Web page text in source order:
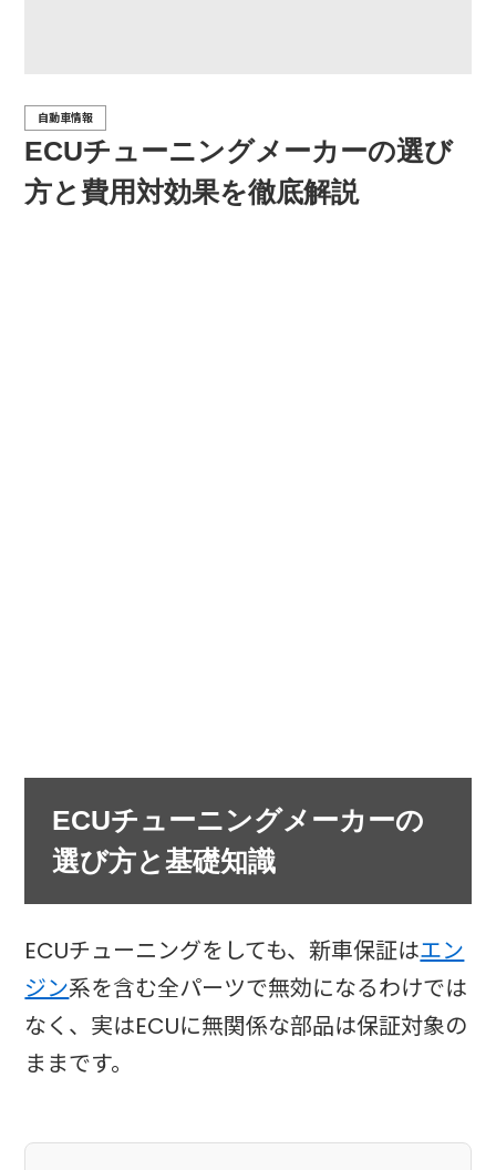
ECUチューニングメーカーの選び
方と費用対効果を徹底解説
自動車情報
ECUチューニングメーカーの
選び方と基礎知識
ECUチューニングをしても、新車保証はエン
ジン系を含む全パーツで無効になるわけでは
なく、実はECUに無関係な部品は保証対象の
ままです。